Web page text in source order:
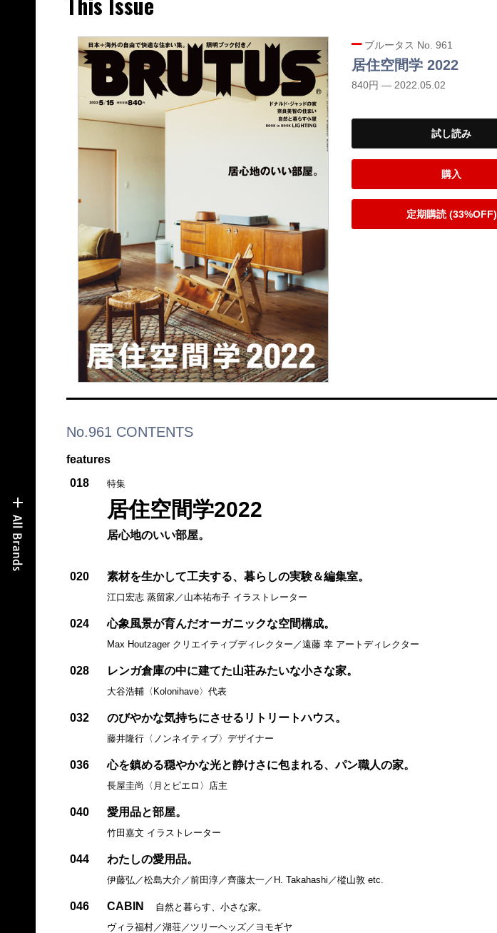
ブルータス No. 961
居住空間学 2022
840円 — 2022.05.02
試し読み
購入
定期購読 (33%OFF)
No.961 CONTENTS
features
018
特集
居住空間学2022
居心地のいい部屋。
020 素材を生かして工夫する、暮らしの実験＆編集室。
江口宏志 蒸留家／山本祐布子 イラストレーター
024 心象風景が育んだオーガニックな空間構成。
Max Houtzager クリエイティブディレクター／遠藤 幸 アートディレクター
028 レンガ倉庫の中に建てた山荘みたいな小さな家。
大谷浩輔〈Kolonihave〉代表
032 のびやかな気持ちにさせるリトリートハウス。
藤井隆行〈ノンネイティブ〉デザイナー
036 心を鎮める穏やかな光と静けさに包まれる、パン職人の家。
長屋圭尚〈月とピエロ〉店主
040 愛用品と部屋。
竹田嘉文 イラストレーター
044 わたしの愛用品。
伊藤弘／松島大介／前田淳／齊藤太一／H. Takahashi／樅山敦 etc.
046 CABIN
自然と暮らす、小さな家。
ヴィラ福村／湖荘／ツリーヘッズ／ヨモギヤ